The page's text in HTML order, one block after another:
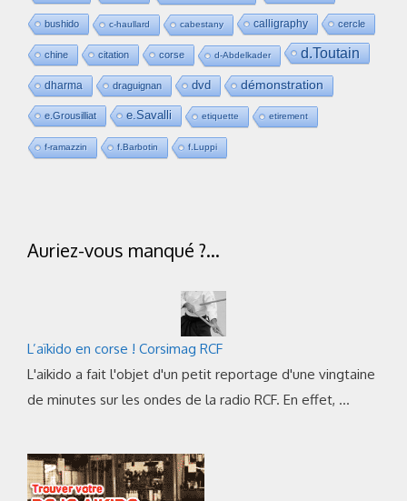
bushido c-haullard cabestany calligraphy cercle
chine citation corse d-Abdelkader d.Toutain
dharma draguignan dvd démonstration
e.Grousilliat e.Savalli etiquette etirement
f-ramazzin f.Barbotin f.Luppi
Auriez-vous manqué ?…
L’aïkido en corse ! Corsimag RCF
L'aikido a fait l'objet d'un petit reportage d'une vingtaine
de minutes sur les ondes de la radio RCF. En effet, …